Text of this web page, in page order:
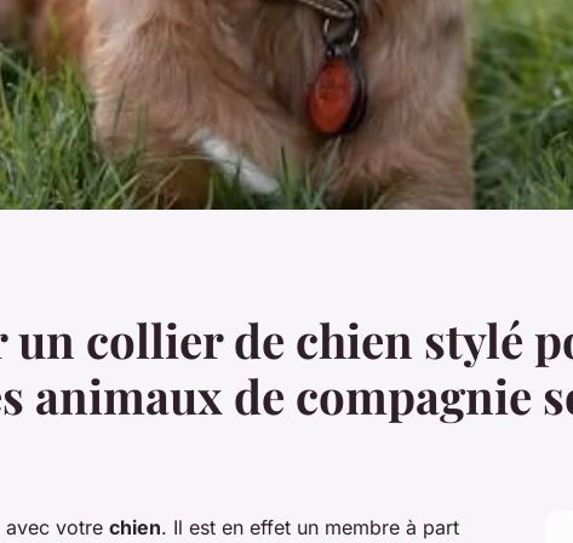
collier de chien stylé
animaux de compagnie
avec votre chien. Il est en effet un membre à part